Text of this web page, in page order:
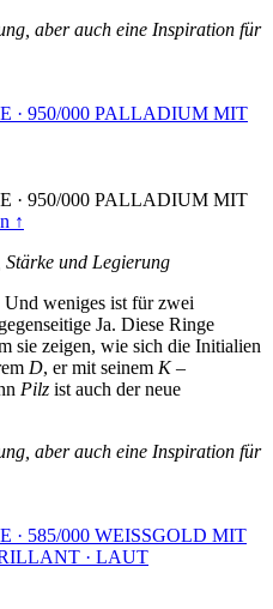
aber auch eine Inspiration für
· 950/000 PALLADIUM MIT
· 950/000 PALLADIUM MIT
↑
Stärke und Legierung
weniges ist für zwei
Ja. Diese Ringe
sie zeigen, wie sich die Initialien
D, er mit seinem K–
Pilz ist auch der neue
aber auch eine Inspiration für
· 585/000 WEISSGOLD MIT
· LAUT